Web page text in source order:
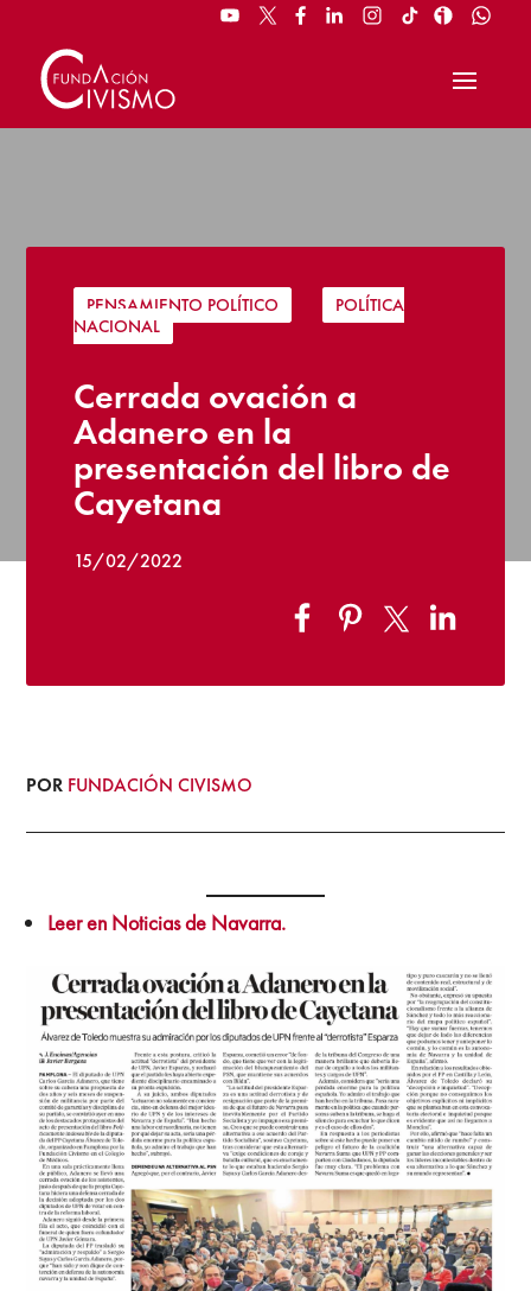
PENSAMIENTO POLÍTICO
POLÍTICA
NACIONAL
Cerrada ovación a
Adanero en la
presentación del libro de
Cayetana
15/02/2022
POR FUNDACIÓN CIVISMO
Leer en Noticias de Navarra.